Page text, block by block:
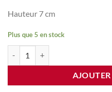
Hauteur 7 cm
Plus que 5 en stock